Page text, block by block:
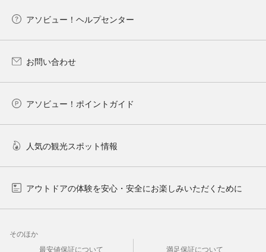
アソビュー！ヘルプセンター
お問い合わせ
アソビュー！ポイントガイド
人気の観光スポット情報
アウトドアの体験を安心・安全にお楽しみいただくために
そのほか
最安値保証について
満足保証について